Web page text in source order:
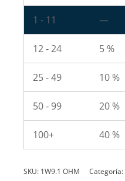
1 - 11 —
12 - 24 5 %
25 - 49 10 %
50 - 99 20 %
100+ 40 %
SKU: 1W9.1 OHM Categoría: